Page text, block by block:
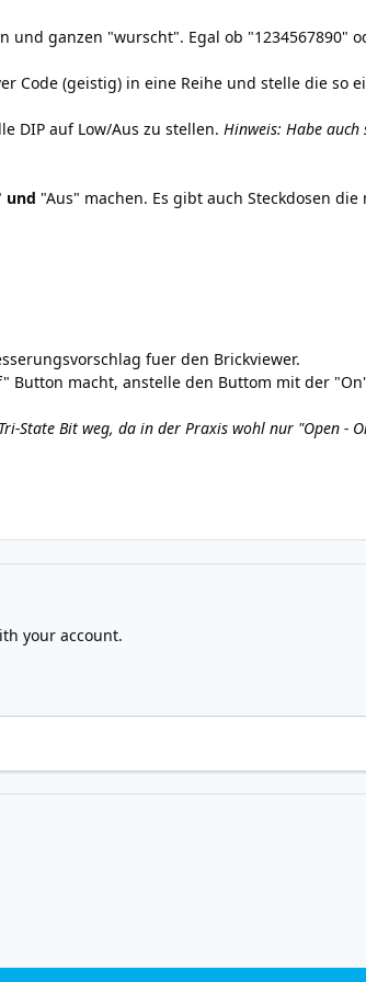
ganzen "wurscht". Egal ob "1234567890"
Code (geistig) in eine Reihe und stelle die so
DIP auf Low/Aus zu stellen. Hinweis: Habe
und "Aus" machen. Es gibt auch Steckdosen
fuer den Brickviewer.
Button macht, anstelle den Buttom mit der
State Bit weg, da in der Praxis wohl nur "Open -
your account.